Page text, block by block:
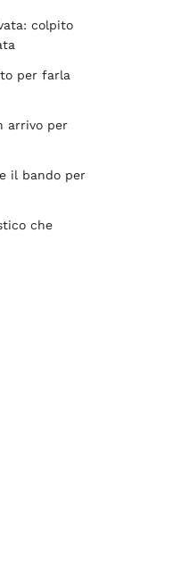
colpito
per farla
arrivo per
il bando per
che